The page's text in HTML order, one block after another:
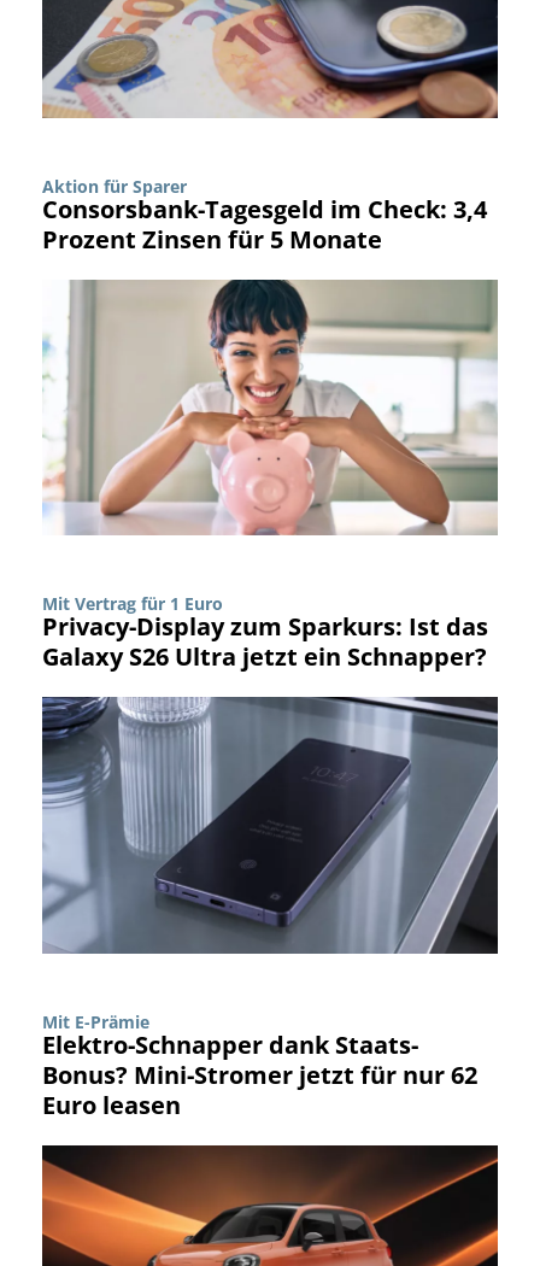
Aktion für Sparer
Consorsbank-Tagesgeld im Check: 3,4
Prozent Zinsen für 5 Monate
Mit Vertrag für 1 Euro
Privacy-Display zum Sparkurs: Ist das
Galaxy S26 Ultra jetzt ein Schnapper?
Mit E-Prämie
Elektro-Schnapper dank Staats-
Bonus? Mini-Stromer jetzt für nur 62
Euro leasen